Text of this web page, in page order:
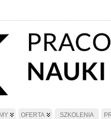
OFERTA SZKOLENIA